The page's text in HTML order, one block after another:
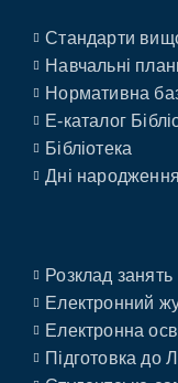
Стандарти
Навчальні
Нормативна
E-каталог
Бібліотека
Дні народження
Розклад занять
Електронний
Електронна
Підготовка до